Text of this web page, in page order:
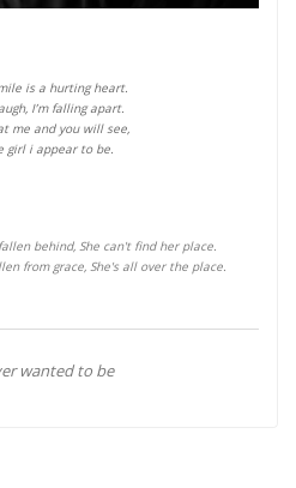
is a hurting heart.
I’m falling apart.
me and you will see,
girl i appear to be.
behind, She can't find her place.
from grace, She's all over the place.
wanted to be